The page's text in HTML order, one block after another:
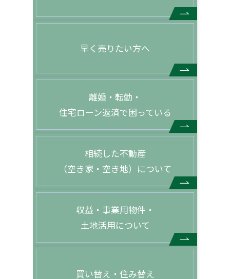
早く売りたい方へ
離婚・転勤・
住宅ローン返済で困っている
相続した不動産
（空き家・空き地）について
収益・事業用物件・
土地活用について
買い替え・住み替え